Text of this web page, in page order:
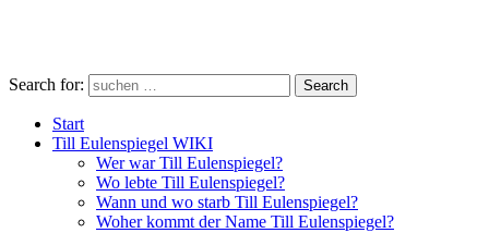
Search for: Search
Start
Till Eulenspiegel WIKI
Wer war Till Eulenspiegel?
Wo lebte Till Eulenspiegel?
Wann und wo starb Till Eulenspiegel?
Woher kommt der Name Till Eulenspiegel?